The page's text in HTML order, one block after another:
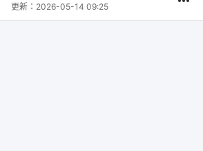
更新： 2026-05-14 09:25